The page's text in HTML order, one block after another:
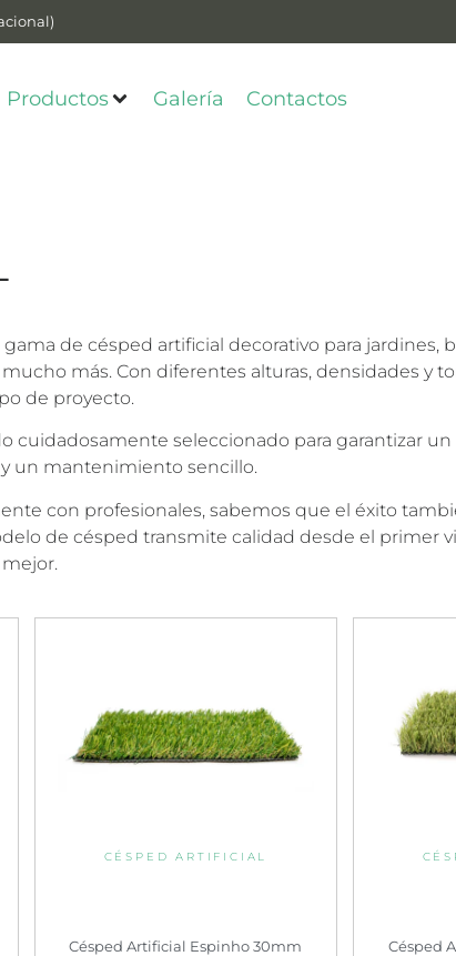
Productos Galería Contactos
de césped artificial decorativo para jardines,
más. Con diferentes alturas, densidades y
de proyecto.
cuidadosamente seleccionado para garantizar un
un mantenimiento sencillo.
con profesionales, sabemos que el éxito
de césped transmite calidad desde el primer
CÉSPED ARTIFICIAL
Césped Artificial Espinho 30mm Césped